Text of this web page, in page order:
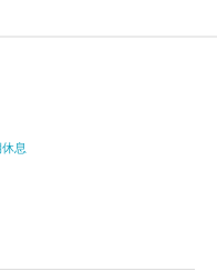
排在上午9:00-10:00
務診斷或治療用途。
體檢 提供。
息